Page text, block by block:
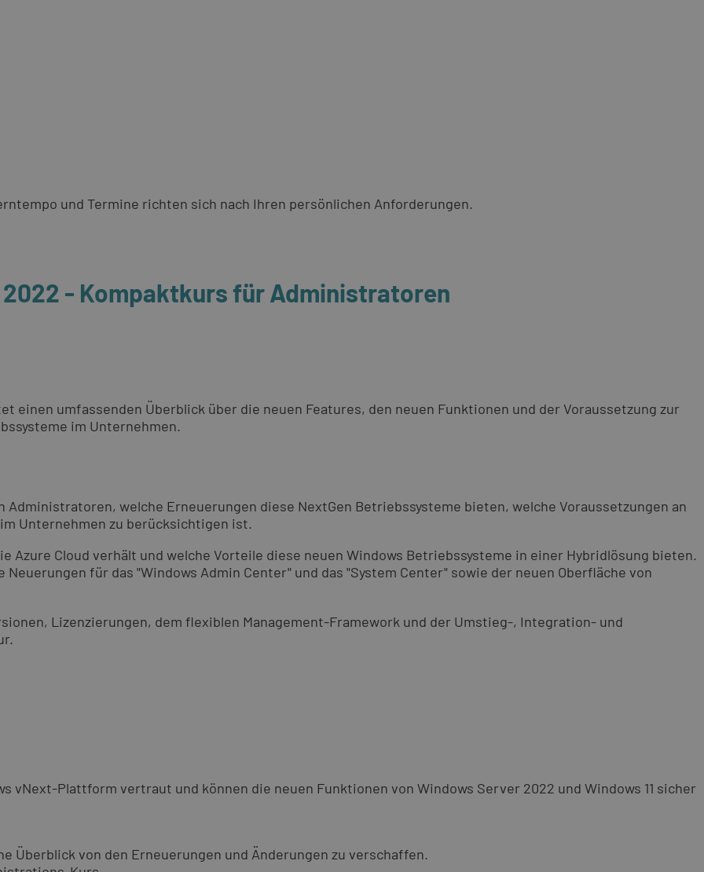
und Termine richten sich nach Ihren persönlichen Anforderungen.
2022 - Kompaktkurs für Administratoren
einen umfassenden Überblick über die neuen Features, den neuen Funktionen und der Voraussetzung zur
im Unternehmen.
Administratoren, welche Erneuerungen diese NextGen Betriebssysteme bieten, welche Voraussetzungen an
Unternehmen zu berücksichtigen ist.
Azure Cloud verhält und welche Vorteile diese neuen Windows Betriebssysteme in einer Hybridlösung bieten.
Neuerungen für das "Windows Admin Center" und das "System Center" sowie der neuen Oberfläche von
Lizenzierungen, dem flexiblen Management-Framework und der Umstieg-, Integration- und
vNext-Plattform vertraut und können die neuen Funktionen von Windows Server 2022 und Windows 11 sicher
Überblick von den Erneuerungen und Änderungen zu verschaffen.